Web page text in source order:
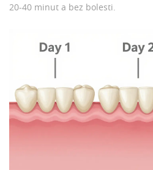
20-40 minut a bez bolesti.